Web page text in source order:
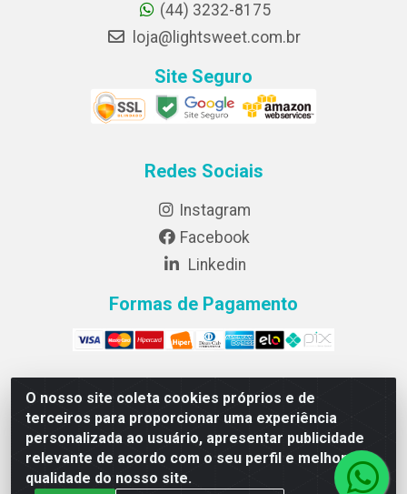
O nosso site coleta cookies próprios e de
terceiros para proporcionar uma experiência
personalizada ao usuário, apresentar publicidade
relevante de acordo com o seu perfil e melhorar a
qualidade do nosso site.
(44) 3232-8175
loja@lightsweet.com.br
Site Seguro
Redes Sociais
Instagram
Facebook
Linkedin
Formas de Pagamento
Lightsweet Industria e comercio de Alimentos LTDA -
CNPJ 82.015.652/0001-64 - Rodovia BR 376, km 188,
lote 300A - Marialva/PR - CEP 86990-000